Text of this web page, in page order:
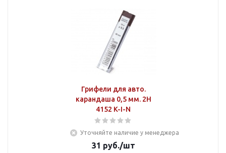
Грифели для авто.
карандаша 0,5 мм. 2H
4152 K-I-N
Уточняйте наличие у менеджера
31 руб./шт